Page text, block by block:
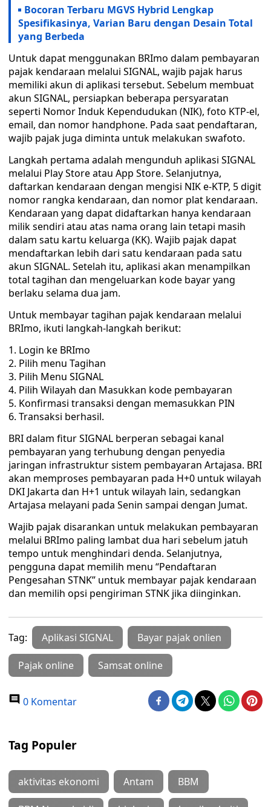
Bocoran Terbaru MGVS Hybrid Lengkap
Spesifikasinya, Varian Baru dengan Desain Total
yang Berbeda
Untuk dapat menggunakan BRImo dalam pembayaran
pajak kendaraan melalui SIGNAL, wajib pajak harus
memiliki akun di aplikasi tersebut. Sebelum membuat
akun SIGNAL, persiapkan beberapa persyaratan
seperti Nomor Induk Kependudukan (NIK), foto KTP-el,
email, dan nomor handphone. Pada saat pendaftaran,
wajib pajak juga diminta untuk melakukan swafoto.
Langkah pertama adalah mengunduh aplikasi SIGNAL
melalui Play Store atau App Store. Selanjutnya,
daftarkan kendaraan dengan mengisi NIK e-KTP, 5 digit
nomor rangka kendaraan, dan nomor plat kendaraan.
Kendaraan yang dapat didaftarkan hanya kendaraan
milik sendiri atau atas nama orang lain tetapi masih
dalam satu kartu keluarga (KK). Wajib pajak dapat
mendaftarkan lebih dari satu kendaraan pada satu
akun SIGNAL. Setelah itu, aplikasi akan menampilkan
total tagihan dan mengeluarkan kode bayar yang
berlaku selama dua jam.
Untuk membayar tagihan pajak kendaraan melalui
BRImo, ikuti langkah-langkah berikut:
1. Login ke BRImo
2. Pilih menu Tagihan
3. Pilih Menu SIGNAL
4. Pilih Wilayah dan Masukkan kode pembayaran
5. Konfirmasi transaksi dengan memasukkan PIN
6. Transaksi berhasil.
BRI dalam fitur SIGNAL berperan sebagai kanal
pembayaran yang terhubung dengan penyedia
jaringan infrastruktur sistem pembayaran Artajasa. BRI
akan memproses pembayaran pada H+0 untuk wilayah
DKI Jakarta dan H+1 untuk wilayah lain, sedangkan
Artajasa melayani pada Senin sampai dengan Jumat.
Wajib pajak disarankan untuk melakukan pembayaran
melalui BRImo paling lambat dua hari sebelum jatuh
tempo untuk menghindari denda. Selanjutnya,
pengguna dapat memilih menu “Pendaftaran
Pengesahan STNK” untuk membayar pajak kendaraan
dan memilih opsi pengiriman STNK jika diinginkan.
Tag: Aplikasi SIGNAL Bayar pajak onlien
Pajak online Samsat online
0 Komentar
Tag Populer
aktivitas ekonomi Antam BBM